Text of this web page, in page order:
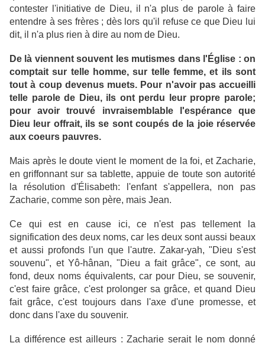
contester l'initiative de Dieu, il n'a plus de parole à faire
entendre à ses frères ; dès lors qu'il refuse ce que Dieu lui
dit, il n'a plus rien à dire au nom de Dieu.
De là viennent souvent les mutismes dans l'Église : on
comptait sur telle homme, sur telle femme, et ils sont
tout à coup devenus muets. Pour n'avoir pas accueilli
telle parole de Dieu, ils ont perdu leur propre parole;
pour avoir trouvé invraisemblable l'espérance que
Dieu leur offrait, ils se sont coupés de la joie réservée
aux coeurs pauvres.
Mais après le doute vient le moment de la foi, et Zacharie,
en griffonnant sur sa tablette, appuie de toute son autorité
la résolution d'Élisabeth: l'enfant s'appellera, non pas
Zacharie, comme son père, mais Jean.
Ce qui est en cause ici, ce n'est pas tellement la
signification des deux noms, car les deux sont aussi beaux
et aussi profonds l'un que l'autre. Zakar-yah, "Dieu s'est
souvenu", et Yô-hânan, "Dieu a fait grâce", ce sont, au
fond, deux noms équivalents, car pour Dieu, se souvenir,
c'est faire grâce, c'est prolonger sa grâce, et quand Dieu
fait grâce, c'est toujours dans l'axe d'une promesse, et
donc dans l'axe du souvenir.
La différence est ailleurs : Zacharie serait le nom donné